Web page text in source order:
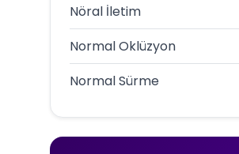
Nöral İletim
Normal Oklüzyon
Normal Sürme